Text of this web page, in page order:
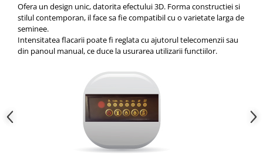
Ofera un design unic, datorita efectului 3D. Forma constructiei si
stilul contemporan, il face sa fie compatibil cu o varietate larga de
seminee.
Intensitatea flacarii poate fi reglata cu ajutorul telecomenzii sau
din panoul manual, ce duce la usurarea utilizarii functiilor.